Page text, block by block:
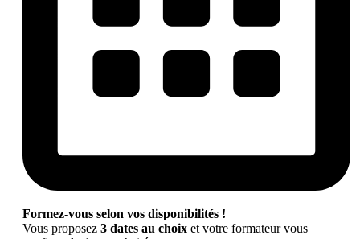
Formez-vous selon vos disponibilités !
Vous proposez 3 dates au choix et votre formateur vous